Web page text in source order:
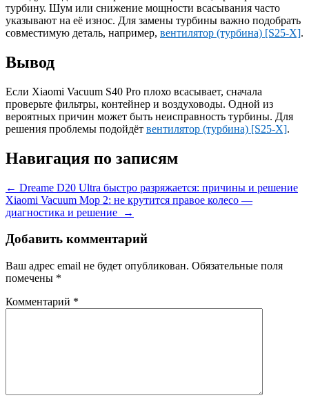
турбину. Шум или снижение мощности всасывания часто
указывают на её износ. Для замены турбины важно подобрать
совместимую деталь, например, вентилятор (турбина) [S25-X].
Вывод
Если Xiaomi Vacuum S40 Pro плохо всасывает, сначала
проверьте фильтры, контейнер и воздуховоды. Одной из
вероятных причин может быть неисправность турбины. Для
решения проблемы подойдёт вентилятор (турбина) [S25-X].
Навигация по записям
← Dreame D20 Ultra быстро разряжается: причины и решение
Xiaomi Vacuum Mop 2: не крутится правое колесо —
диагностика и решение
→
Добавить комментарий
Ваш адрес email не будет опубликован. Обязательные поля
помечены *
Комментарий *